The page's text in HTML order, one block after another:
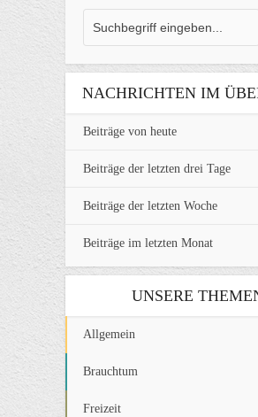
NACHRICHTEN IM
Beiträge von heute
Beiträge der letzten drei Tage
Beiträge der letzten Woche
Beiträge im letzten Monat
UNSERE
Allgemein
Brauchtum
Freizeit